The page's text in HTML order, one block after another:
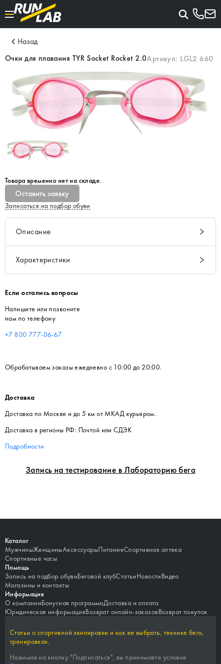
Назад
Очки для плавания TYR Socket Rocket 2.0Артикул: LGL2 660
Запись на тестирование в Лабораторию бега
Товара временно нет на складе.
Оставить заявку
Записаться на подбор обуви
Описание
Характеристики
Если остались вопросы
Напишите или позвоните
нам по телефону
+7 800 777-06-67
Обрабатываем заказы ежедневно с 10:00 до 20:00.
Доставка
Доставка по Москве и до 5 км от МКАД курьером.
Доставка в регионы РФ: Почтой или СДЭК
Подробности
Каталог
МужчиныЖенщиныАксессуарыПитаниеСпортивная аптека
Спортивные часы
Помощь
Запись на подбор обувиБеговой клубСтатьиНовостиВидео
Магазины и контакты
Информация
О компанииБонусная программаДоставка и оплата
Юридическая информацияВозврат онлайн-заказовВозврат покупок
Статьи о спортивной экипировке и как ее выбрать, технике бега,
тренировках.
Нажимая на кнопку "Подписаться", вы принимаете условия